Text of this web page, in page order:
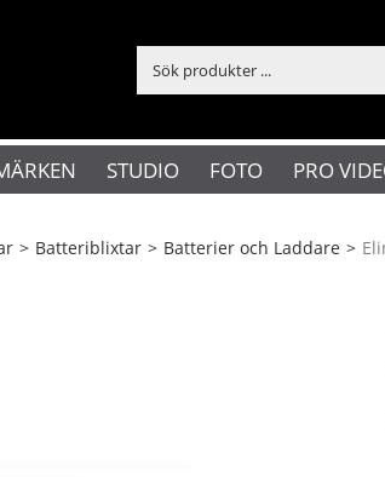
STUDIO FOTO PRO
> Batteriblixtar > Batterier och Laddare >